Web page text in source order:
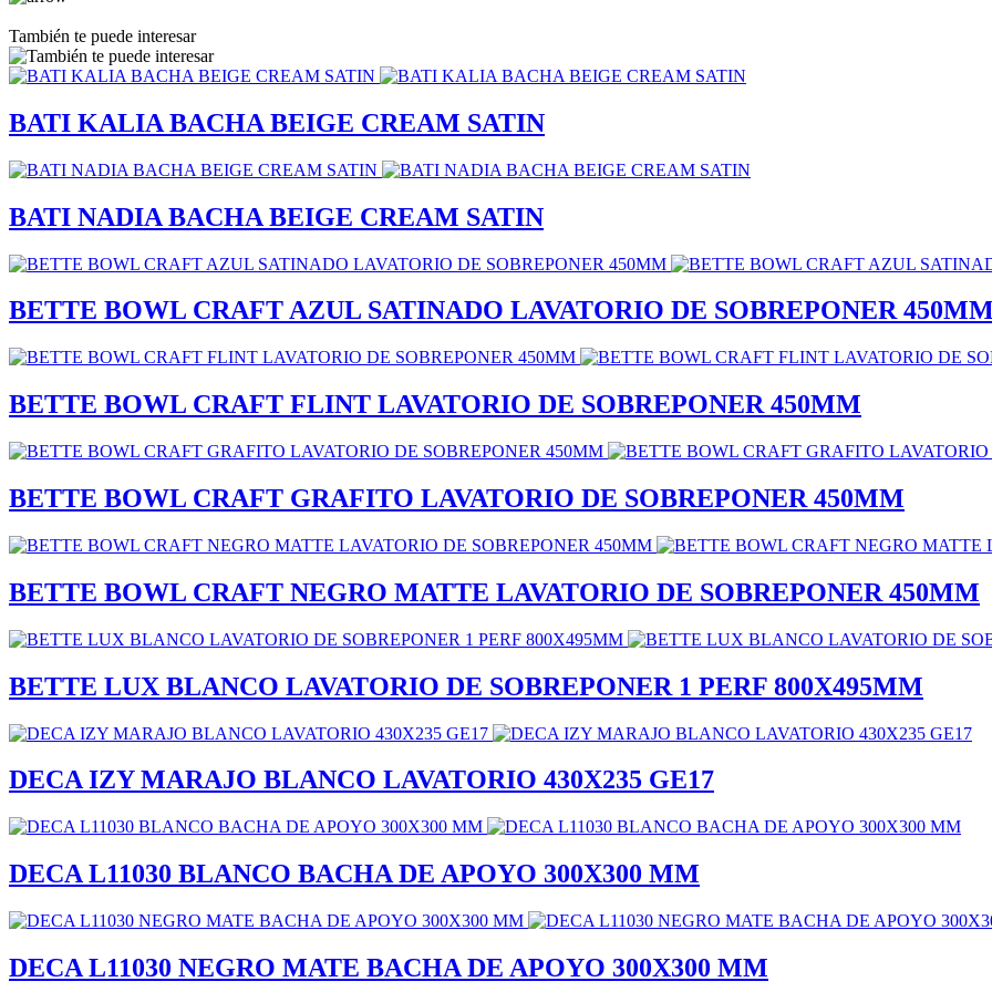
También te puede interesar
BATI KALIA BACHA BEIGE CREAM SATIN
BATI NADIA BACHA BEIGE CREAM SATIN
BETTE BOWL CRAFT AZUL SATINADO LAVATORIO DE SOBREPONER
BETTE BOWL CRAFT FLINT LAVATORIO DE SOBREPONER 450MM
BETTE BOWL CRAFT GRAFITO LAVATORIO DE SOBREPONER 450MM
BETTE BOWL CRAFT NEGRO MATTE LAVATORIO DE SOBREPONER 450MM
BETTE LUX BLANCO LAVATORIO DE SOBREPONER 1 PERF 800X495MM
DECA IZY MARAJO BLANCO LAVATORIO 430X235 GE17
DECA L11030 BLANCO BACHA DE APOYO 300X300 MM
DECA L11030 NEGRO MATE BACHA DE APOYO 300X300 MM